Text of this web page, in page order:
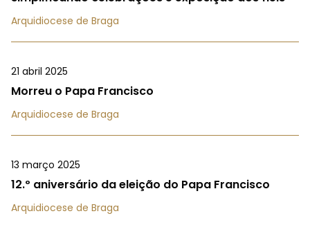
Arquidiocese de Braga
21 abril 2025
Morreu o Papa Francisco
Arquidiocese de Braga
13 março 2025
12.º aniversário da eleição do Papa Francisco
Arquidiocese de Braga